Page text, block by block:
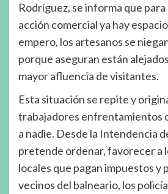
Rodríguez, se informa que
acción comercial ya hay
empero, los artesanos se
porque aseguran están
mayor afluencia de visitantes.
Esta situación se repite y
trabajadores enfrentamientos
a nadie. Desde la Intendencia
pretende ordenar, favorecer a
locales que pagan impuestos y
vecinos del balneario, los